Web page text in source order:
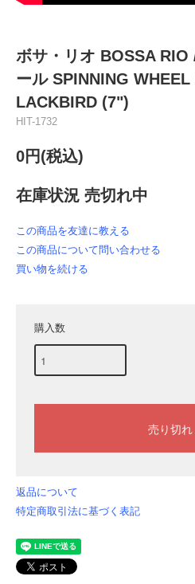
ボサ・リオ BOSSA RIO
ール SPINNING
LACKBIRD (7")
HIT-1732
0円(税込)
在庫状況 売切れ中
この商品を友達に教える
この商品について問い合わせる
買い物を続ける
購入数
返品について
特定商取引法に基づく表記